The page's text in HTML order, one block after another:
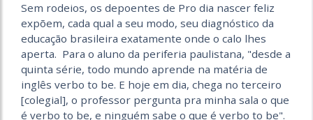
Sem rodeios, os depoentes de Pro dia nascer feliz
expõem, cada qual a seu modo, seu diagnóstico da
educação brasileira exatamente onde o calo lhes
aperta. Para o aluno da periferia paulistana, "desde a
quinta série, todo mundo aprende na matéria de
inglês verbo to be. E hoje em dia, chega no terceiro
[colegial], o professor pergunta pra minha sala o que
é verbo to be, e ninguém sabe o que é verbo to be".